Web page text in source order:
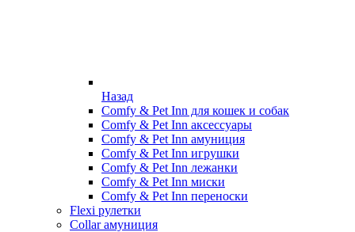
Назад
Comfy & Pet Inn для кошек и собак
Comfy & Pet Inn аксессуары
Comfy & Pet Inn амуниция
Comfy & Pet Inn игрушки
Comfy & Pet Inn лежанки
Comfy & Pet Inn миски
Comfy & Pet Inn переноски
Flexi рулетки
Collar амуниция